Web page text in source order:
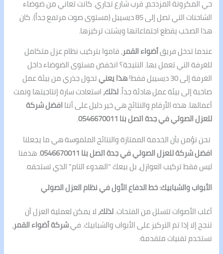
حي المكرونة المزدحم، قرب شارع تجاري. كانت تعاني من ضوضاء
الشاحنات التي تصل إلى 85 ديسيبل (مستوى صوت مرتفع جداً). كان
هذا الصخب يقطع اجتماعاتها ويشتت تركيزها.
عندما تدخل فريقأضواء القمر، قاموا بتركيب نظام عزل متكامل
للغرفة التي تعمل بها. النتيجة؟ انخفض مستوى الضوضاء داخل
الغرفة إلى 30 ديسيبل فقط!
هذا يعنيتحول جذري من بيئة عمل
صاخبة إلى بيئة عمل هادئة جداً.لذلك،استعادت سارة إنتاجيتها ونمت
أعمالها. هذه الأرقام والنتائج هي خير دليل على أنناافضل شركة
للعزل الصوتي في جدة اتصل بنا 0546670011
.
نحن نؤمن بأن الخدمة الممتازة والنتائج الملموسة هي ما يجعلنا
افضل شركة للعزل الصوتي في جدة اتصل بنا 0546670011
. هدفنا
ليس فقط تركيب العوازل، بل بيعك “الهدوء التام” الذي تستحقه.
الأبواب والشبابيك: خط الدفاع الأول في نظام العزل الصوتي
أغلب الأصوات تتسلل من الفتحات.لذلك،لا يمكن لعملية العزل أن
تنجح إلا إذا تم التركيز على الأبواب والشبابيك. فيشركة أضواء القمر،
نستخدم تقنيات متقدمة: